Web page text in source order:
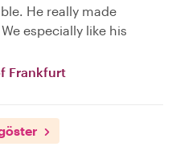
He really made
especially like his
Frankfurt